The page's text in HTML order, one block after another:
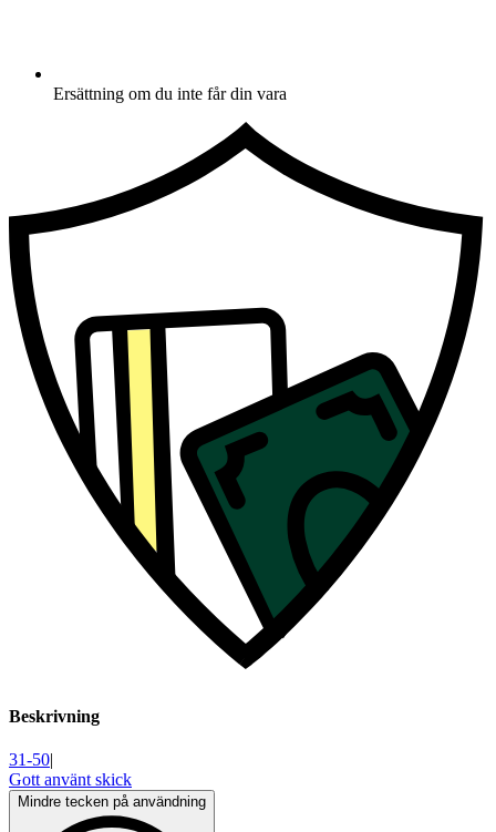
Ersättning om du inte får din vara
Beskrivning
31-50|
Gott använt skick
Mindre tecken på användning